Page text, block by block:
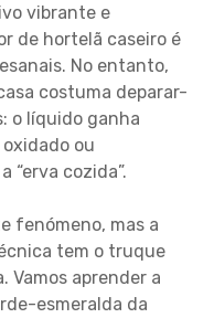
vibrante e
de hortelã caseiro é
No entanto,
costuma deparar-
o líquido ganha
ou
“erva cozida”.
fenómeno, mas a
tem o truque
Vamos aprender a
esmeralda da